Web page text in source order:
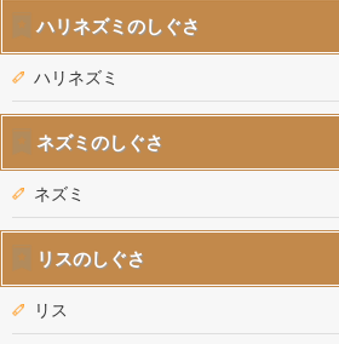
ハリネズミのしぐさ
ハリネズミ
ネズミのしぐさ
ネズミ
リスのしぐさ
リス